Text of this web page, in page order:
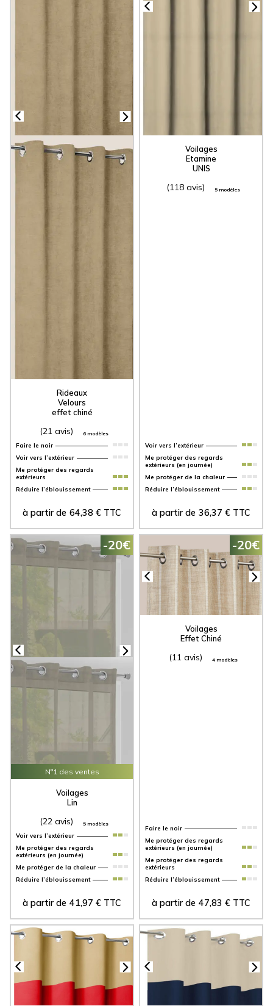
Rideaux
Velours
effet chiné
(21 avis) 6 modèles
Faire le noir
Voir vers l’extérieur
Me protéger des regards
extérieurs
Réduire l’éblouissement
à partir de 64,38 € TTC
Voilages
Etamine
UNIS
(118 avis) 5 modèles
Voir vers l’extérieur
Me protéger de la chaleur
Réduire l’éblouissement
à partir de 36,37 € TTC
-20€
N°1 des ventes
Voilages
Lin
(22 avis) 5 modèles
Voir vers l’extérieur
Me protéger de la chaleur
Réduire l’éblouissement
à partir de 41,97 € TTC
-20€
Voilages
Effet Chiné
(11 avis) 4 modèles
Faire le noir
Me protéger des regards
extérieurs
Réduire l’éblouissement
à partir de 47,83 € TTC